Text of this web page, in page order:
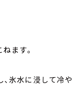
ます。
氷水に浸して冷や